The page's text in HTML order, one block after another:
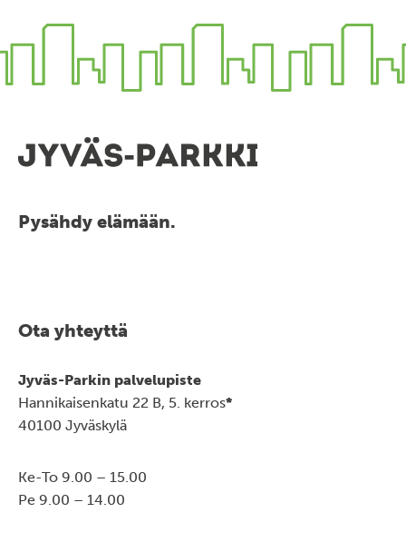
Pysähdy elämään.
Ota yhteyttä
Jyväs-Parkin palvelupiste
Hannikaisenkatu 22 B, 5. kerros*
40100 Jyväskylä
Ke-To 9.00 – 15.00
Pe 9.00 – 14.00